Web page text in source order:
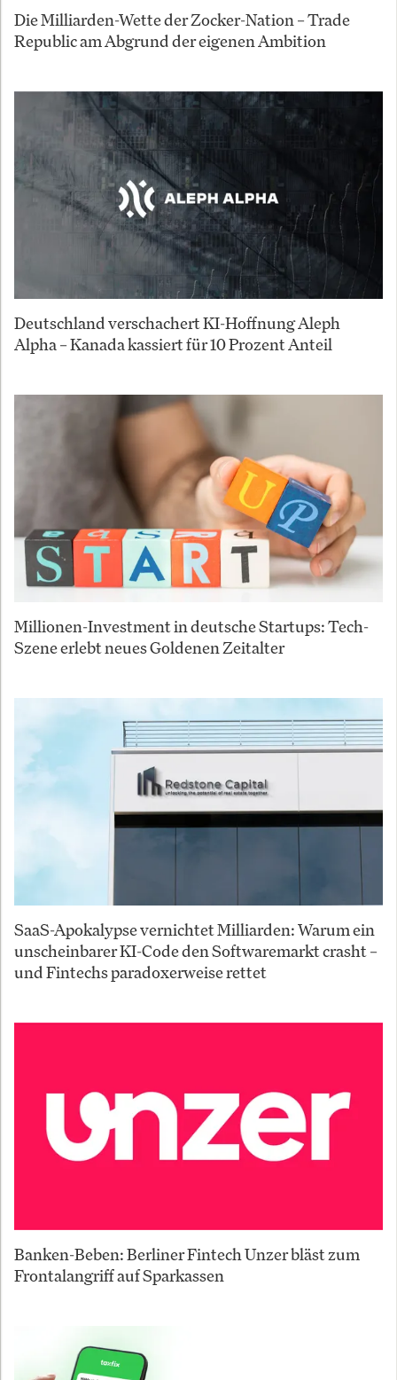
Die Milliarden-Wette der Zocker-Nation – Trade
Republic am Abgrund der eigenen Ambition
Deutschland verschachert KI-Hoffnung Aleph
Alpha – Kanada kassiert für 10 Prozent Anteil
Millionen-Investment in deutsche Startups: Tech-
Szene erlebt neues Goldenen Zeitalter
SaaS-Apokalypse vernichtet Milliarden: Warum ein
unscheinbarer KI-Code den Softwaremarkt crasht –
und Fintechs paradoxerweise rettet
Banken-Beben: Berliner Fintech Unzer bläst zum
Frontalangriff auf Sparkassen